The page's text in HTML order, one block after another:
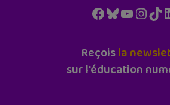
Facebook
Bluesky
Reçoisla
sur l'éducation